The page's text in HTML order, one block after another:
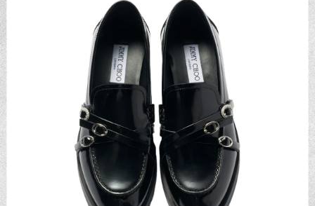
SPUR 2026 JULY
2026年9月号
2026-07-23発売
最新号を試し読み